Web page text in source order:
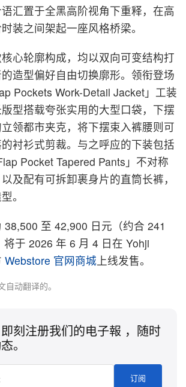
汇置于全黑高阶视角下重释，在高
装之间架起一座风格桥梁。
心轮廓构成，均以双向可变结构打
造型偏好自由切换廓形。领衔登场
Pockets Work-Detail Jacket」工装
型搭载夸张实用的大型口袋，下摆
领都市夹克，将下摆束入裤腰则可
衬衫式剪裁。与之呼应的下装包括
Pocket Tapered Pants」不对称
及配有可拆卸裹身片的直筒长裤，
。
至 42,900 日元（约合 241
于 2026 年 6 月 4 日在 Yohji
Webstore 官网商城上线发售。
动翻译的。
刻注册我们的电子報 ，随时
。
订阅